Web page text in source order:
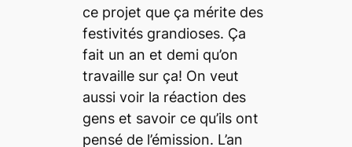
ce projet que ça mérite des
festivités grandioses. Ça
fait un an et demi qu’on
travaille sur ça! On veut
aussi voir la réaction des
gens et savoir ce qu’ils ont
pensé de l’émission. L’an